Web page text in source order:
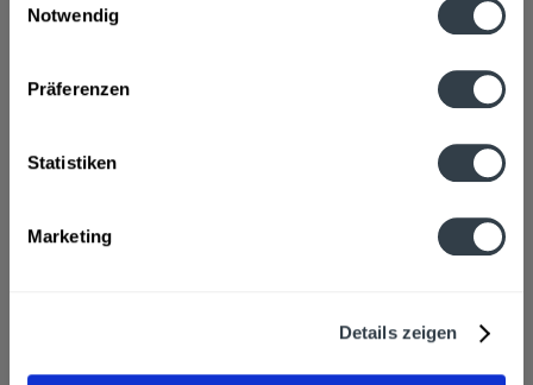
Notwendig
Präferenzen
Statistiken
Marketing
Details zeigen
Beschreibung
Theo Sasse, Düsseldorfer Straße 20, Schöppingen
mehr
45,0% volmehr
Kunden haben sich ebenfalls angesehen